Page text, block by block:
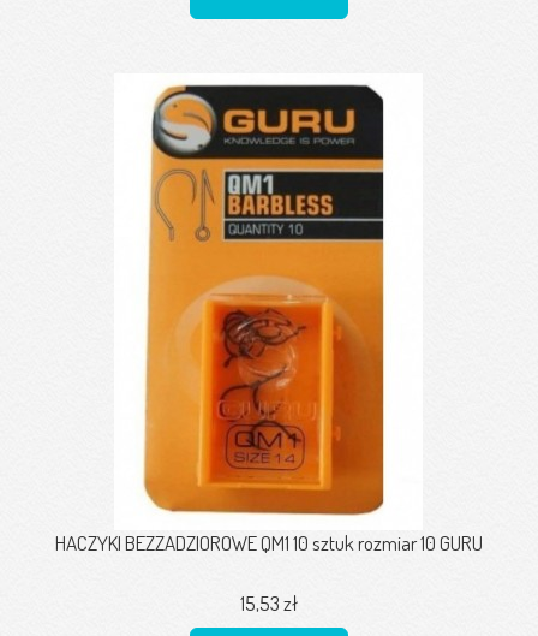
HACZYKI BEZZADZIOROWE QM1 10 sztuk rozmiar 10 GURU
15,53 zł